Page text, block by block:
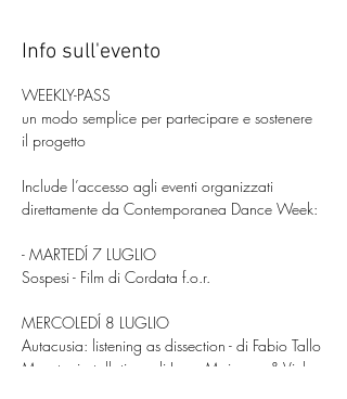
Info sull'evento
WEEKLY-PASS
un modo semplice per partecipare e sostenere
il progetto
Include l’accesso agli eventi organizzati
direttamente da Contemporanea Dance Week:
- MARTEDÍ 7 LUGLIO
Sospesi - Film di Cordata f.o.r.
MERCOLEDÍ 8 LUGLIO
Autacusia: listening as dissection - di Fabio Tallo
Monster installation - di Lupa Maimone & Vinka